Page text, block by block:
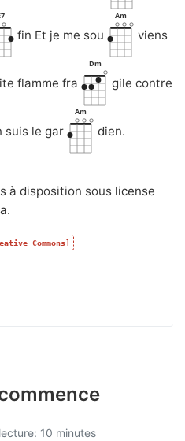
fin Et je me sou
Am
viens
flamme fra
Dm
gile contre
suis le gar
Am
dien.
à disposition sous license
.
Commons]
10 minutes